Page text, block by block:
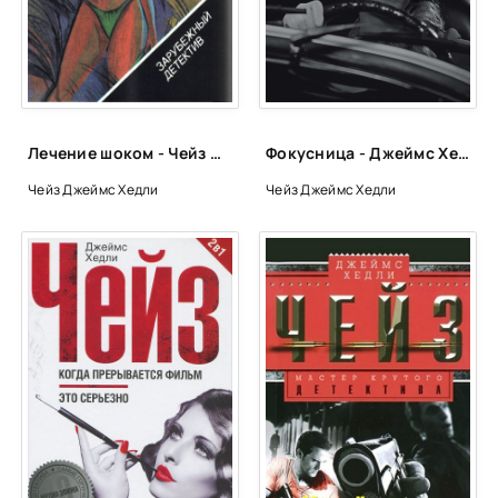
0024
0025
0026
0030
0031
0032
0033
0034
0035
0037
Лечение шоком - Чейз Джеймс Хедли
Чейз Джеймс Хедли
Фокусница - Джеймс Хедли Чейз
Чейз Джеймс Хедли